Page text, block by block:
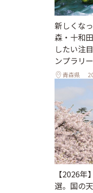
新しくな
森・十和
したい注
ンプラリ
青森県
【2026
選。国の